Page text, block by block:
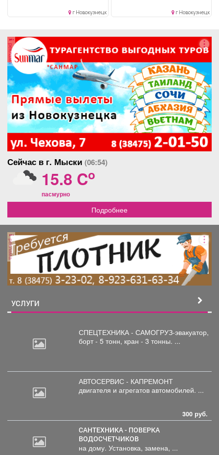
г Новокузнецк г Новокузнецк
реклама
Сейчас в г. Мыски (06:54)
15.8 Co
пасмурно
Подробнее
реклама
УСЛУГИ
СПЕЦТЕХНИКА - САМОГРУЗ-эвакуатор,
борт - 5 тонн, кран - 3 тонны. ...
АВТОСЕРВИС - КАПРЕМОНТ
двигателя и агрегатов автомобилей. ...
300 руб.
САНТЕХНИКА - ПОВЕРКА
ВОДОСЧЕТЧИКОВ
на дому. Установка, замена, ...